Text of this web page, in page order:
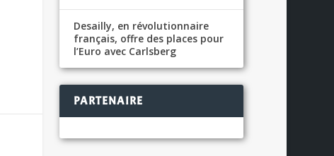
Desailly, en révolutionnaire
français, offre des places pour
l’Euro avec Carlsberg
PARTENAIRE